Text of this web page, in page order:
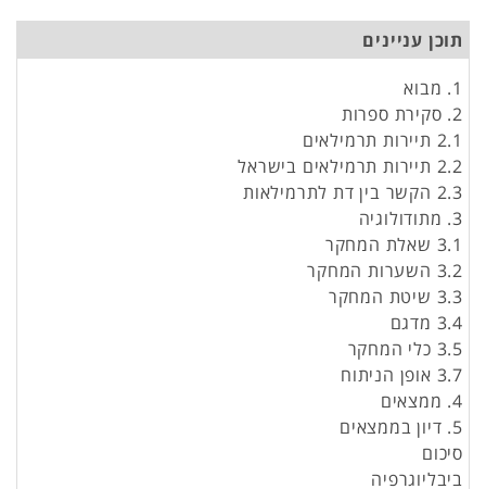
תוכן עניינים
1. מבוא
2. סקירת ספרות
2.1 תיירות תרמילאים
2.2 תיירות תרמילאים בישראל
2.3 הקשר בין דת לתרמילאות
3. מתודולוגיה
3.1 שאלת המחקר
3.2 השערות המחקר
3.3 שיטת המחקר
3.4 מדגם
3.5 כלי המחקר
3.7 אופן הניתוח
4. ממצאים
5. דיון בממצאים
סיכום
ביבליוגרפיה